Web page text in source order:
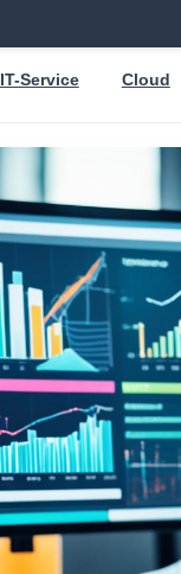
IT-Service Cloud